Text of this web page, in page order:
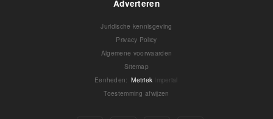
Adverteren
Juridische kennisgeving
Privacy Policy
Algemene voorwaarden
Sitemap
Eenheden: Metriek Imperial
Toestemming afwijzen